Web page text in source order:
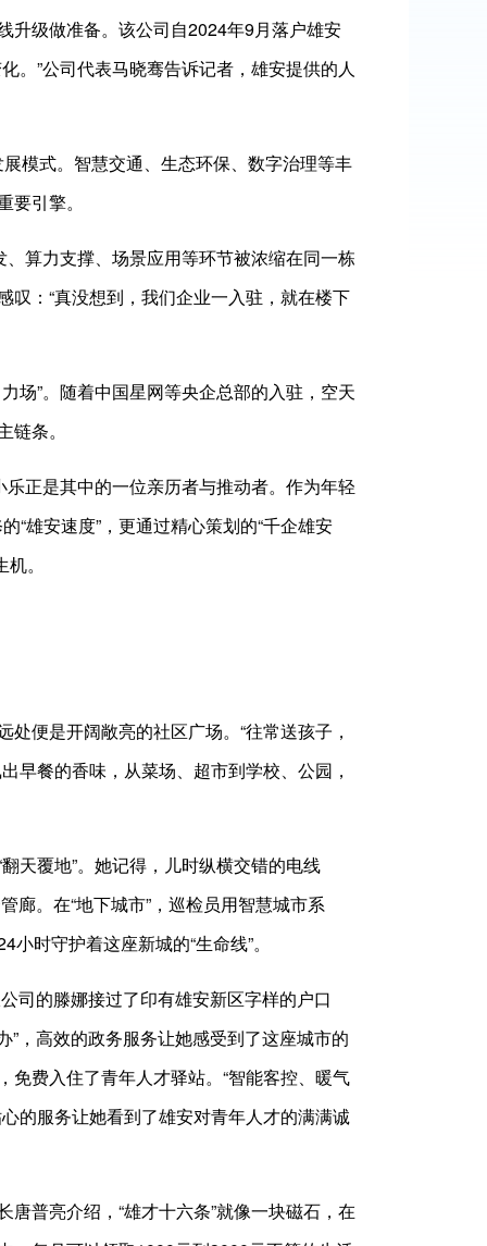
级做准备。该公司自2024年9月落户雄安
。”公司代表马晓骞告诉记者，雄安提供的人
模式。智慧交通、生态环保、数字治理等丰
引擎。
算力支撑、场景应用等环节被浓缩在同一栋
：“真没想到，我们企业一入驻，就在楼下
”。随着中国星网等央企总部的入驻，空天
条。
正是其中的一位亲历者与推动者。作为年轻
雄安速度”，更通过精心策划的“千企雄安
。
是开阔敞亮的社区广场。“往常送孩子，
早餐的香味，从菜场、超市到学校、公园，
覆地”。她记得，儿时纵横交错的电线
廊。在“地下城市”，巡检员用智慧城市系
时守护着这座新城的“生命线”。
的滕娜接过了印有雄安新区字样的户口
”，高效的政务服务让她感受到了这座城市的
费入住了青年人才驿站。“智能客控、暖气
的服务让她看到了雄安对青年人才的满满诚
普亮介绍，“雄才十六条”就像一块磁石，在